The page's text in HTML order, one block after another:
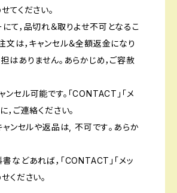
てください。
て，品切れ＆取りよせ不可となるこ
文は，キャンセル＆全額返金になり
はありません。あらかじめ，ご容赦
セル可能です。「CONTACT」「メ
，ご連絡ください。
ンセルや返品は, 不可です｡あらか
などあれば，「CONTACT」「メッ
ください。